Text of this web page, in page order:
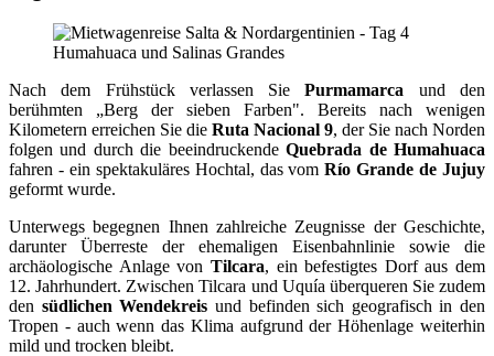
Nach dem Frühstück verlassen SiePurmamarca und den
berühmten „Berg der sieben Farben". Bereits nach wenigen
Kilometern erreichen Sie die Ruta Nacional 9, der Sie nach Norden
folgen und durch die beeindruckendeQuebrada de Humahuaca
fahren - ein spektakuläres Hochtal, das vomRío Grande de Jujuy
geformt wurde.
Unterwegs begegnen Ihnen zahlreiche Zeugnisse der Geschichte,
darunter Überreste der ehemaligen Eisenbahnlinie sowie die
archäologische Anlage von Tilcara, ein befestigtes Dorf aus dem
12. Jahrhundert. Zwischen Tilcara und Uquía überqueren Sie zudem
den südlichen Wendekreis und befinden sich geografisch in den
Tropen - auch wenn das Klima aufgrund der Höhenlage weiterhin
mild und trocken bleibt.